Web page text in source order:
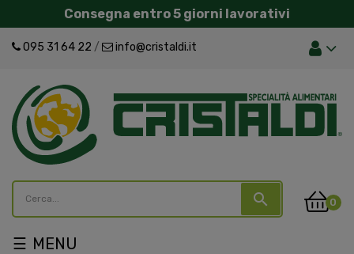
Consegna entro 5 giorni lavorativi
095 31 64 22 / info@cristaldi.it
search 0
navigazione
☰